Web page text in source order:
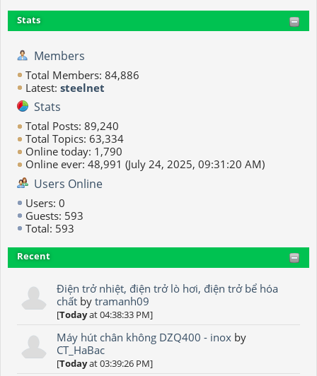
Stats
Members
Total Members: 84,886
Latest: steelnet
Stats
Total Posts: 89,240
Total Topics: 63,334
Online today: 1,790
Online ever: 48,991 (July 24, 2025, 09:31:20 AM)
Users Online
Users: 0
Guests: 593
Total: 593
Recent
Điện trở nhiệt, điện trở lò hơi, điện trở bể hóa
chất bytramanh09
[Todayat 04:38:33 PM]
Máy hút chân không DZQ400 - inox by
CT_HaBac
[Todayat 03:39:26 PM]